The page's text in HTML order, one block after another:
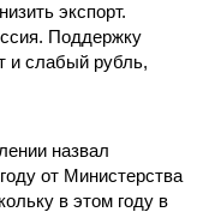
экспорт.
Поддержку
и слабый рубль,
назвал
от Министерства
в этом году в